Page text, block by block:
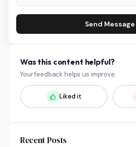
Send Message
Was this content helpful?
Your feedback helps us improve.
Liked it
Recent Posts